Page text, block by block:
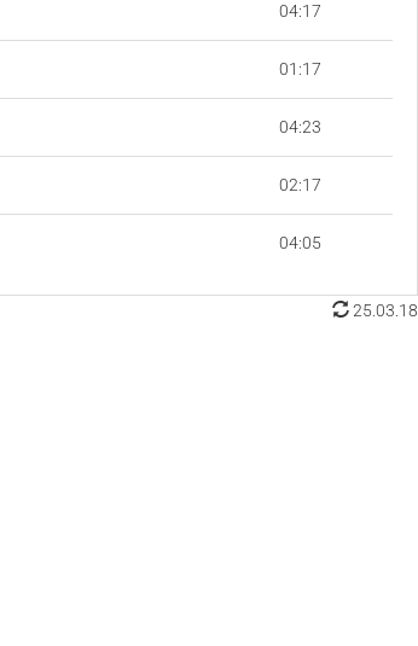
04:17
01:17
04:23
02:17
04:05
25.03.18